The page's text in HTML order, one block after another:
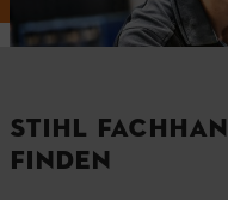
STIHL
FINDEN